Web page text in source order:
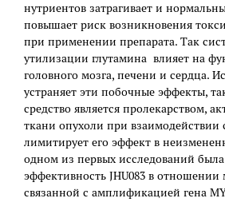
нутриентов затрагивает и
повышает риск возникновения
при применении препарата. Так
утилизации глутамина влияет на
головного мозга, печени и сердца.
устраняет эти побочные эффекты,
средство является пролекарством,
ткани опухоли при взаимодействии
лимитирует его эффект в
одном из первых исследований
эффективность JHU083 в отношении
связанной с амплификацией гена